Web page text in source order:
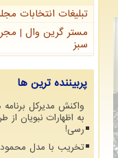
تبلیغات انتخابات
مستر گرین وال |
سبز
پربیننده ترین ها
واکنش مدیرکل
به اظهارات نبویان
رسی!
تخریب با مدل محمود